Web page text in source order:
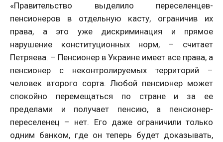
«Правительство выделило переселенцев-
пенсионеров в отдельную касту, ограничив их
права, а это уже дискриминация и прямое
нарушение конституционных норм, – считает
Петряева. – Пенсионер в Украине имеет все права, а
пенсионер с неконтролируемых территорий –
человек второго сорта. Любой пенсионер может
спокойно перемещаться по стране и за ее
пределами и получает пенсию, а пенсионер-
переселенец – нет. Его даже ограничили только
одним банком, где он теперь будет доказывать,